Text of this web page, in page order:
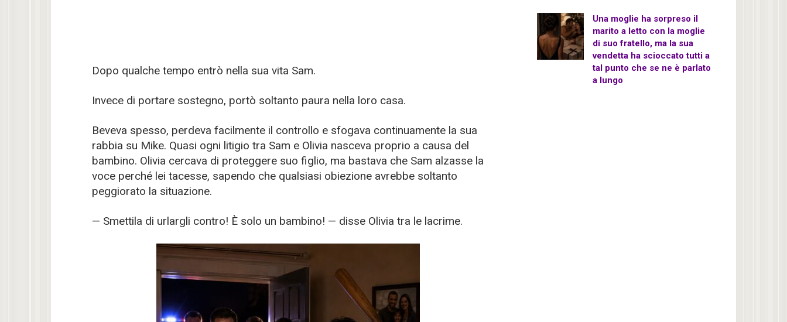
Dopo qualche tempo entrò nella sua vita Sam.
Invece di portare sostegno, portò soltanto paura nella loro casa.
Beveva spesso, perdeva facilmente il controllo e sfogava continuamente la sua
rabbia su Mike. Quasi ogni litigio tra Sam e Olivia nasceva proprio a causa del
bambino. Olivia cercava di proteggere suo figlio, ma bastava che Sam alzasse la
voce perché lei tacesse, sapendo che qualsiasi obiezione avrebbe soltanto
peggiorato la situazione.
— Smettila di urlargli contro! È solo un bambino! — disse Olivia tra le lacrime.
Una moglie ha sorpreso il
marito a letto con la moglie
di suo fratello, ma la sua
vendetta ha scioccato tutti a
tal punto che se ne è parlato
a lungo